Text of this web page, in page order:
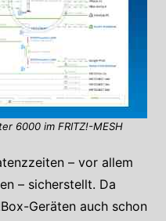
6000 im FRITZ!-MESH
– vor allem
– sicherstellt. Da
Geräten auch schon